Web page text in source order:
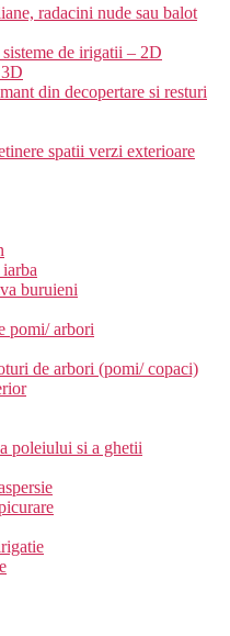
radacini nude sau balot
de irigatii – 2D
din decopertare si resturi
spatii verzi exterioare
buruieni
pomi/ arbori
de arbori (pomi/ copaci)
poleiului si a ghetii